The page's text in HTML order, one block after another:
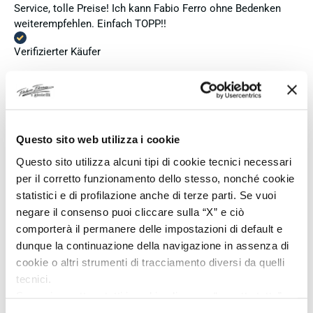
Questo sito web utilizza i cookie
Questo sito utilizza alcuni tipi di cookie tecnici necessari
per il corretto funzionamento dello stesso, nonché cookie
statistici e di profilazione anche di terze parti. Se vuoi
negare il consenso puoi cliccare sulla “X” e ciò
comporterà il permanere delle impostazioni di default e
dunque la continuazione della navigazione in assenza di
cookie o altri strumenti di tracciamento diversi da quelli
tecnici.
Service, tolle Preise! Ich kann Fabio Ferro ohne Bedenken
weiterempfehlen. Einfach TOPP!!
Verifizierter Käufer
02 Aug 2026
neu, original und funktioniert einwandfrei. Besonders positiv
hervorheben möchte ich den attraktiven Preis sowie den
vollständig ausgefüllten und abgestempelten internationalen
Seiko-Garantieschein. Der Versand war außerdem schnell.
Dennoch vergebe ich 4 statt 5 Sterne, da die Lieferung nicht
meinen Erwartungen an einen autorisierten Seiko-Händler
entsprach. Die Uhr kam ohne die üblichen Schutzfolien am
Armband, die Originalverpackung entsprach nicht der
Verpackung, die ich von diesem Modell aus offiziellen
Präsentationen und Videos kenne (andere Box und anderes
Uhrenkissen), und auch die Seiko-Hangtags mit